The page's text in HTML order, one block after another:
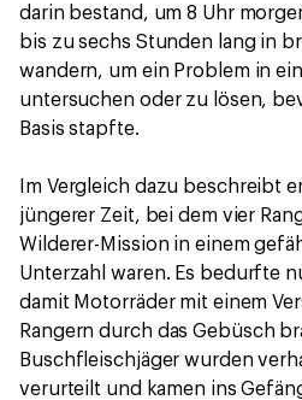
darin bestand, um 8 Uhr
bis zu sechs Stunden lang in
wandern, um ein Problem in
untersuchen oder zu lösen,
Basis stapfte.
Im Vergleich dazu beschreibt
jüngerer Zeit, bei dem vier
Wilderer-Mission in einem
Unterzahl waren. Es bedurfte
damit Motorräder mit einem
Rangern durch das Gebüsch
Buschfleischjäger wurden
verurteilt und kamen ins